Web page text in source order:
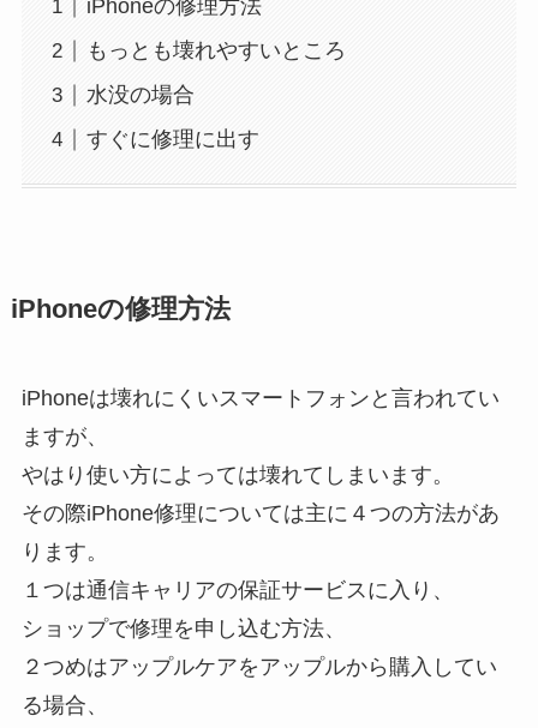
iPhoneの修理方法
もっとも壊れやすいところ
水没の場合
すぐに修理に出す
iPhoneの修理方法
iPhoneは壊れにくいスマートフォンと言われてい
ますが、
やはり使い方によっては壊れてしまいます。
その際iPhone修理については主に４つの方法があ
ります。
１つは通信キャリアの保証サービスに入り、
ショップで修理を申し込む方法、
２つめはアップルケアをアップルから購入してい
る場合、